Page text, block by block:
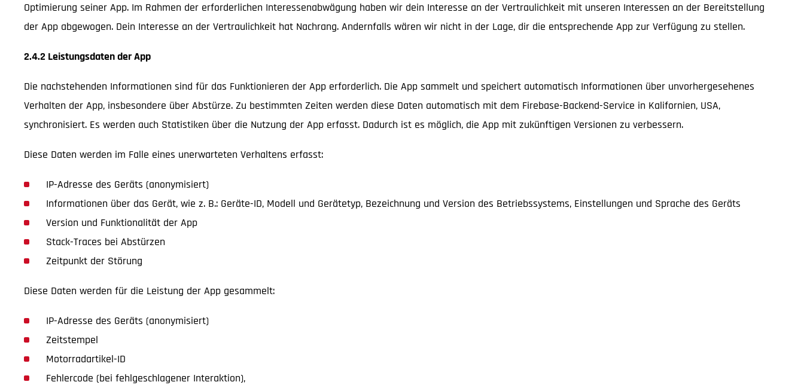
Optimierung seiner App. Im Rahmen der erforderlichen Interessenabwägung haben wir dein Interesse an der Vertraulichkeit mit unseren Interessen an der Bereitstellung
der App abgewogen. Dein Interesse an der Vertraulichkeit hat Nachrang. Andernfalls wären wir nicht in der Lage, dir die entsprechende App zur Verfügung zu stellen.
2.4.2 Leistungsdaten der App
Die nachstehenden Informationen sind für das Funktionieren der App erforderlich. Die App sammelt und speichert automatisch Informationen über unvorhergesehenes
Verhalten der App, insbesondere über Abstürze. Zu bestimmten Zeiten werden diese Daten automatisch mit dem Firebase-Backend-Service in Kalifornien, USA,
synchronisiert. Es werden auch Statistiken über die Nutzung der App erfasst. Dadurch ist es möglich, die App mit zukünftigen Versionen zu verbessern.
Diese Daten werden im Falle eines unerwarteten Verhaltens erfasst:
IP-Adresse des Geräts (anonymisiert)
Informationen über das Gerät, wie z. B.: Geräte-ID, Modell und Gerätetyp, Bezeichnung und Version des Betriebssystems, Einstellungen und Sprache des Geräts
Version und Funktionalität der App
Stack-Traces bei Abstürzen
Zeitpunkt der Störung
Diese Daten werden für die Leistung der App gesammelt:
IP-Adresse des Geräts (anonymisiert)
Zeitstempel
Motorradartikel-ID
Fehlercode (bei fehlgeschlagener Interaktion),